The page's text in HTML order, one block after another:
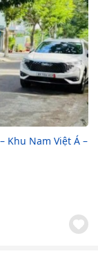
Khu Nam Việt Á –